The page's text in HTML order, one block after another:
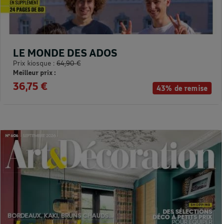
43% de remise
LE MONDE DES ADOS
Prix kiosque : 64,90 €
Meilleur prix :
36,75 €